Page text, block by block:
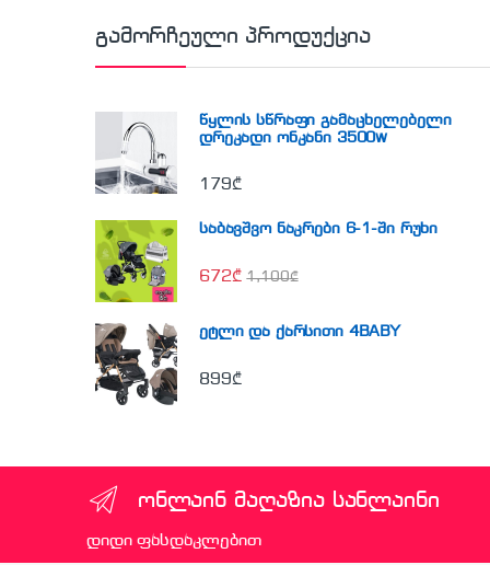
გამორჩეული პროდუქცია
წყლის სწრაფი გამაცხელებელი
დრეკადი ონკანი 3500w
179₾
საბავშვო ნაკრები 6-1-ში რუხი
672₾ 1,100₾
ეტლი და ქარსითი 4BABY
899₾
ონლაინ მაღაზია სანლაინი
დიდი ფასდაკლებით